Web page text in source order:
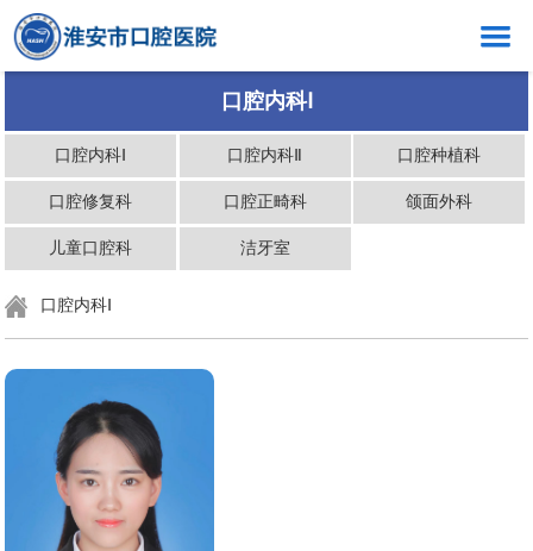
医院概况
新闻中心
口腔健康
创岗创号
就医指南
党群工作
口腔内科Ⅰ
口腔内科Ⅰ 口腔内科Ⅱ 口腔种植科
口腔修复科 口腔正畸科 颌面外科
儿童口腔科 洁牙室
口腔内科Ⅰ